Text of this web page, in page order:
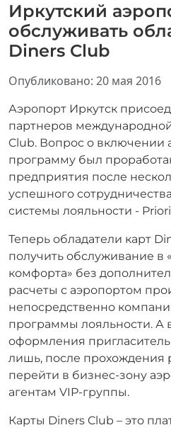
Иркутский
обслуживать
Diners Club
Информация о материале
Опубликовано: 20 мая 2016
Аэропорт Иркутск
партнеров
Club. Вопрос о включении
программу был
предприятия после
успешного
системы лояльности -
Теперь обладатели карт
получить обслуживание в
комфорта» без
расчеты с аэропортом
непосредственно
программы лояльности. А
оформления
лишь, после прохождения
перейти в бизнес-зону
агентам VIP-группы.
Карты Diners Club – это